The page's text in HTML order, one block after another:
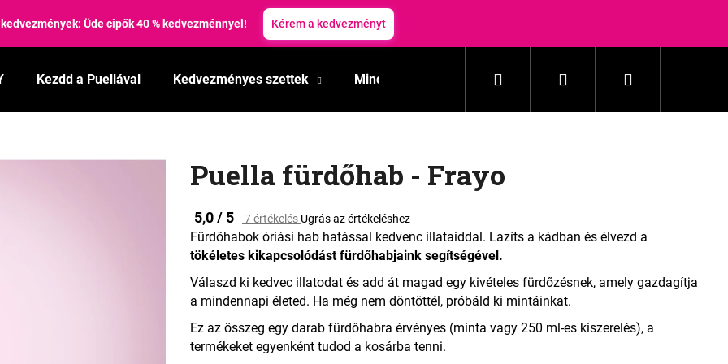
Üde cipők 40 % kedvezménnyel! Kérem a kedvezményt
Kezdd a Puellával Kedvezményes szettek Minden termék Mosás Háztartás
Keresés Bejelentkezés
Kosár
Puella fürdőhab - Frayo
A
termék
átlagos
értékelése
5-
5,0
csillag.
5,0 / 5 7 értékelés Ugrás az értékeléshez
Fürdőhabok óriási hab hatással kedvenc illataiddal. Lazíts a kádban és élvezd a
tökéletes kikapcsolódást fürdőhabjaink segítségével.
Válaszd ki kedvec illatodat és add át magad egy kivételes fürdőzésnek, amely gazdagítja
a mindennapi életed. Ha még nem döntöttél, próbáld ki mintáinkat.
Ez az összeg egy darab fürdőhabra érvényes (minta vagy 250 ml-es kiszerelés), a
termékeket egyenként tudod a kosárba tenni.
Mit keres?